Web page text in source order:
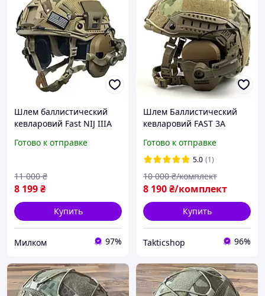
Шлем баллистический
кевларовий Fast NIJ IIIA
Готово к отправке
8 199₴
11 000 ₴
Купить
Милком 97%
Шлем Баллистический
кевларовий FAST 3A
крепления чебурашк М L
XL
Готово к отправке
5.0 (1)
8 190₴/комплект
10 000 ₴/комплект
Купить
Takticshop 96%